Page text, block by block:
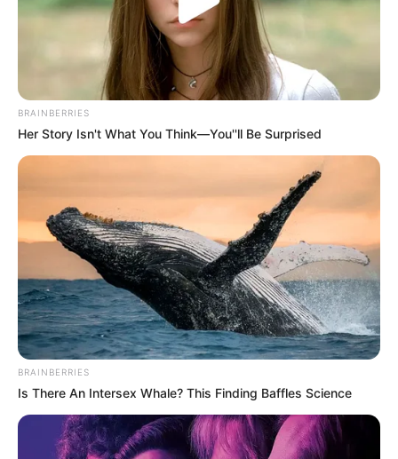
Η Ρωσία κινητοποίησε το πυρηνικό...
ΣΥΜΒΟΥΛΕΣ ΓΙΑ
ΠΡΟΧΩΡΗΜΕΝΟΥΣ.
Από το 1867 ξέρουν ότι η
Ελλάδα έχει πολύ πετρέλαιο
σύμφωνα με...
Η Moderna μηνύει τους
αντιπάλους της της Big
Pharma για τις
πατέντες εμβολίων
BRAINBERRIES
Her Story Isn't What You Think—You''ll Be Surprised
BRAINBERRIES
Is There An Intersex Whale? This Finding Baffles Science